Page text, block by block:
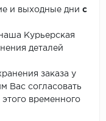
и выходные дни с
Курьерская
деталей
заказа у
Вас согласовать
временного